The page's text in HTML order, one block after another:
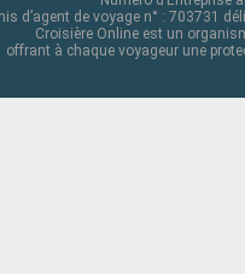
d’agent de voyage n° : 703731
Croisière Online est un
offrant à chaque voyageur une